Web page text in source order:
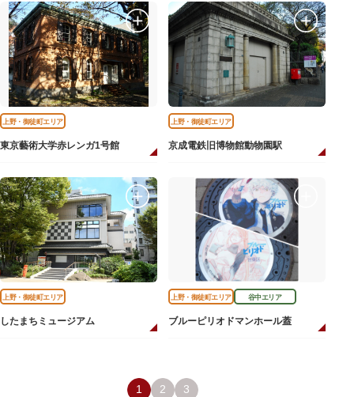
上野・御徒町エリア
東京藝術大学赤レンガ1号館
上野・御徒町エリア
京成電鉄旧博物館動物園駅
上野・御徒町エリア
したまちミュージアム
上野・御徒町エリア 谷中エリア
ブルーピリオドマンホール蓋
1 2 3